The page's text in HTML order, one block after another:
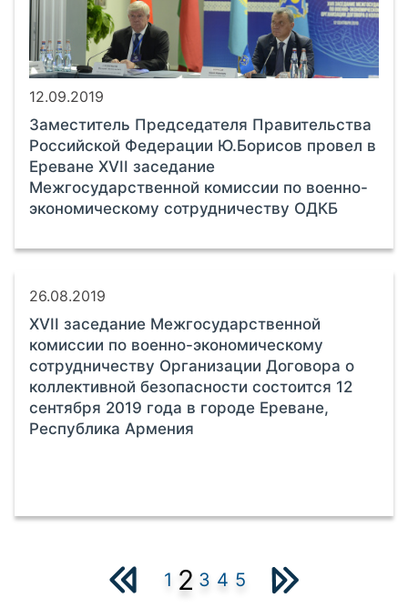
12.09.2019
Заместитель Председателя Правительства
Российской Федерации Ю.Борисов провел в
Ереване ХVII заседание
Межгосударственной комиссии по военно-
экономическому сотрудничеству ОДКБ
26.08.2019
ХVII заседание Межгосударственной
комиссии по военно-экономическому
сотрудничеству Организации Договора о
коллективной безопасности состоится 12
сентября 2019 года в городе Ереване,
Республика Армения
1 2 3 4 5